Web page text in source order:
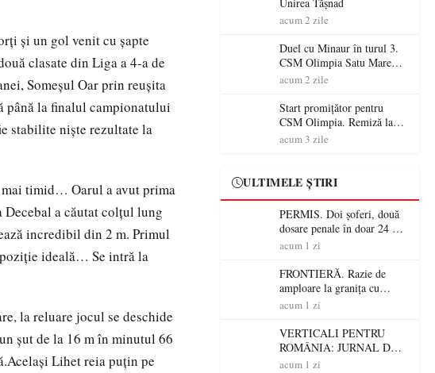
și un gol venit cu șapte
clasate din Liga a 4-a de
Someșul Oar prin reușita
până la finalul campionatului
stabilite niște rezultate la
mai timid… Oarul a avut prima
a căutat colțul lung
incredibil din 2 m. Primul
ideală… Se intră la
la reluare jocul se deschide
șut de la 16 m în minutul 66
Lihet reia puțin pe
acum 2 zile
Duel cu Minaur în turul 3.
CSM Olimpia Satu Mare
începe aventura în Cupa
acum 2 zile
Start promițător pentru
CSM Olimpia. Remiză la
Dumbrăvița în debutul
acum 3 zile
ULTIMELE ȘTIRI
PERMIS. Doi șoferi, două
dosare penale în doar 24 de
ore la Petea! Unul avea
nu a avut niciodată permis
acum 1 zi
FRONTIERĂ. Razie de
amploare la granița cu
Ungaria! 800 de persoane și
verificate
acum 1 zi
VERTICALI PENTRU
ROMÂNIA: JURNAL DE
CĂLĂTORIE FIJET
acum 1 zi